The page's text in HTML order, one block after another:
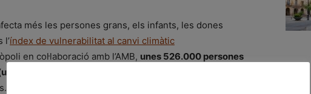
més les persones grans, els infants, les dones
l’índex de vulnerabilitat al canvi climàtic
en col·laboració amb l’AMB, unes 526.000 persones
16 % de la població) són especialment vulnerables a la